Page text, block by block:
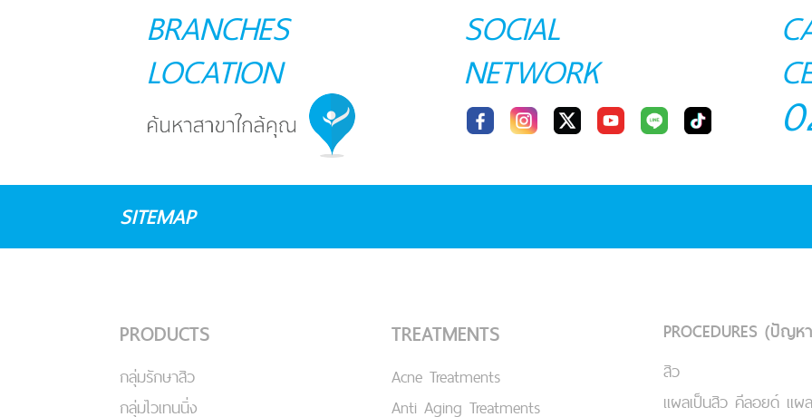
BRANCHES
LOCATION
SOCIAL
NETWORK
SITEMAP
PRODUCTS
กลุ่มรักษาสิว
กลุ่มไวเทนนิ่ง
TREATMENTS
Acne Treatments
Anti Aging Treatments
PROCEDURES (ปัญห
สิว
แผลเป็นสิว คีลอยด์ แผ